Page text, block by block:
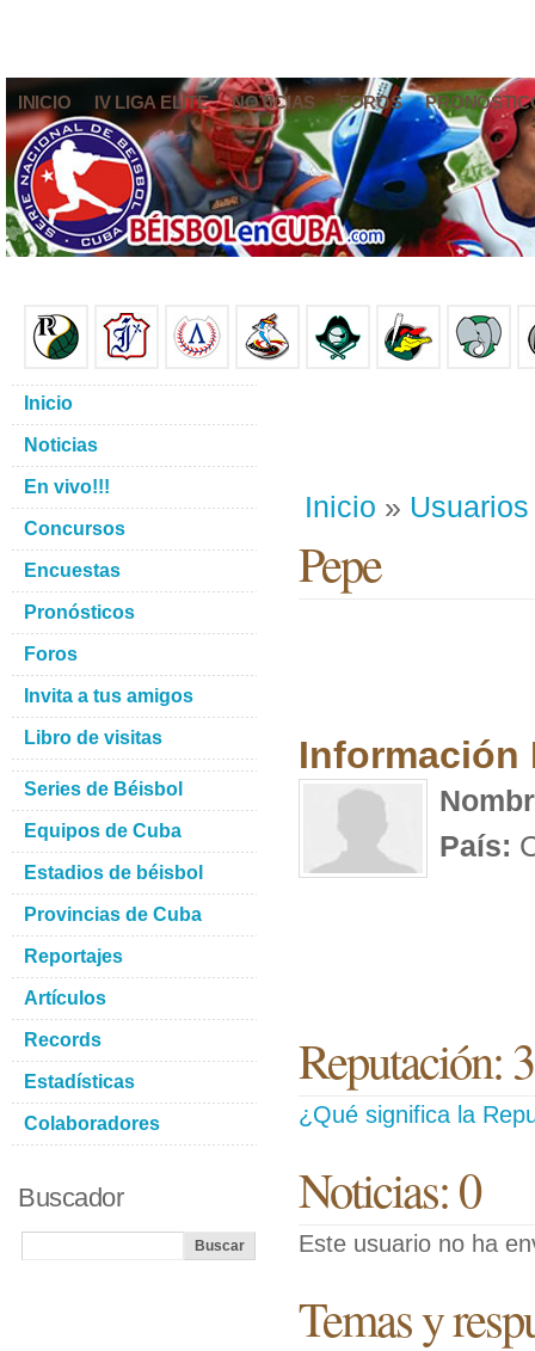
INICIO IV LIGA ELITE NOTICIAS FOROS
Inicio » Usuarios
Pepe
Información
País:
Reputación: 3
¿Qué significa la
Noticias: 0
Este usuario no ha
Temas y
Inicio
Noticias
En vivo!!!
Concursos
Encuestas
Pronósticos
Foros
Invita a tus amigos
Libro de visitas
Series de Béisbol
Equipos de Cuba
Estadios de béisbol
Provincias de Cuba
Reportajes
Artículos
Records
Estadísticas
Colaboradores
Buscador